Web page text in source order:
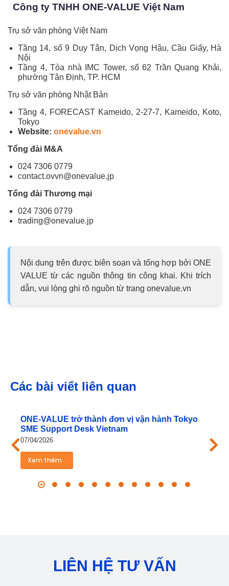
Công ty TNHH ONE-VALUE Việt Nam
Trụ sở văn phòng Việt Nam
Tầng 14, số 9 Duy Tân, Dịch Vọng Hậu, Cầu Giấy, Hà
Nội
Tầng 4, Tòa nhà IMC Tower, số 62 Trần Quang Khải,
phường Tân Định, TP. HCM
Trụ sở văn phòng Nhật Bản
Tầng 4, FORECAST Kameido, 2-27-7, Kameido, Koto,
Tokyo
Website: onevalue.vn
Tổng đài M&A
024 7306 0779
contact.ovvn@onevalue.jp
Tổng đài Thương mại
024 7306 0779
trading@onevalue.jp
Nội dung trên được biên soạn và tổng hợp bởi ONE
VALUE từ các nguồn thông tin công khai. Khi trích
dẫn, vui lòng ghi rõ nguồn từ trang onevalue.vn
Các bài viết liên quan
ONE‑VALUE trở thành đơn vị vận hành Tokyo
SME Support Desk Vietnam
07/04/2026
Xem thêm
LIÊN HỆ TƯ VẤN